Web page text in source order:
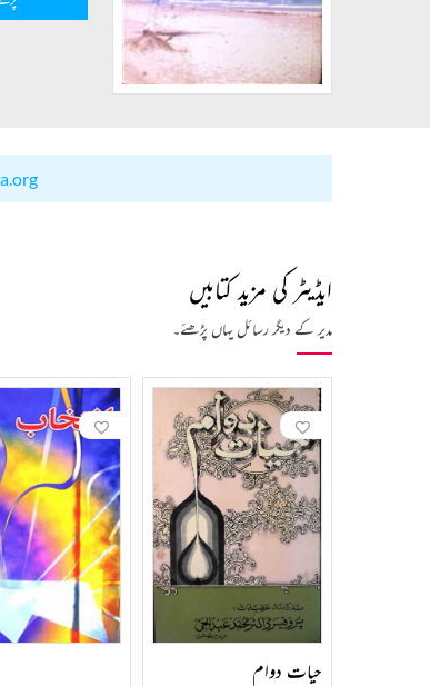
ایڈیٹر کی مزید کتابیں
مدیر کے دیگر رسائل یہاں پڑھئے۔
حیات دوام